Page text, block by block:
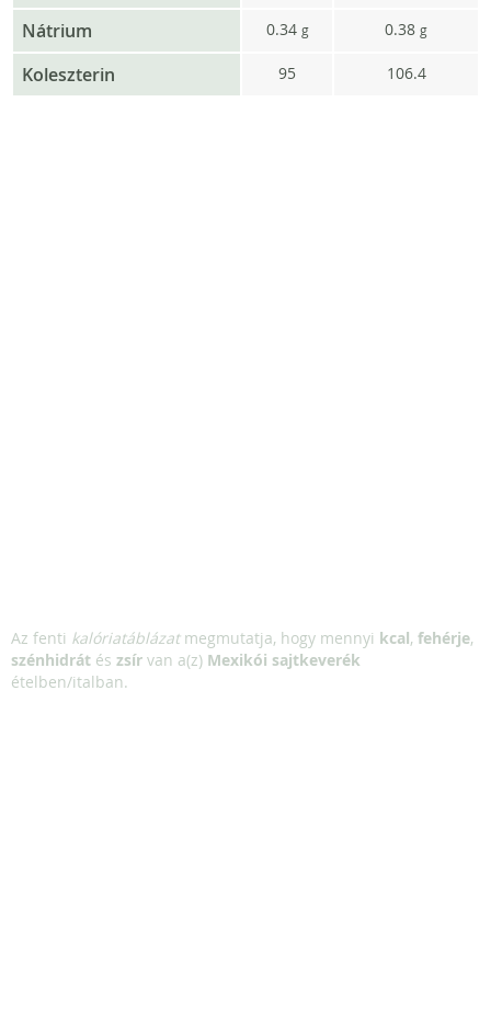
Nátrium 0.34 g 0.38 g
Koleszterin 95 106.4
Az fenti kalóriatáblázatmegmutatja, hogy mennyi kcal, fehérje,
szénhidrát és zsír van a(z) Mexikói sajtkeverék
ételben/italban.